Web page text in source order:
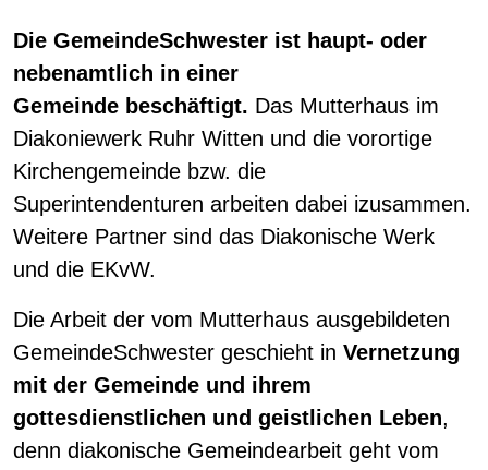
Die GemeindeSchwester ist haupt- oder
nebenamtlich in einer
Gemeinde beschäftigt. Das Mutterhaus im
Diakoniewerk Ruhr Witten und die vorortige
Kirchengemeinde bzw. die
Superintendenturen arbeiten dabei izusammen.
Weitere Partner sind das Diakonische Werk
und die EKvW.
Die Arbeit der vom Mutterhaus ausgebildeten
GemeindeSchwester geschieht in Vernetzung
mit der Gemeinde und ihrem
gottesdienstlichen und geistlichen Leben,
denn diakonische Gemeindearbeit geht vom